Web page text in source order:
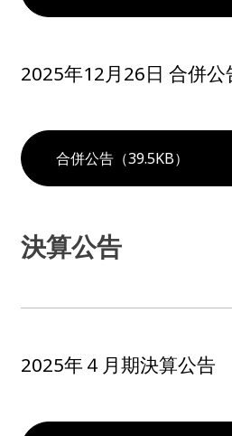
2025年12月26日 合併公
合併公告（39.5KB）
決算公告
2025年４月期決算公告